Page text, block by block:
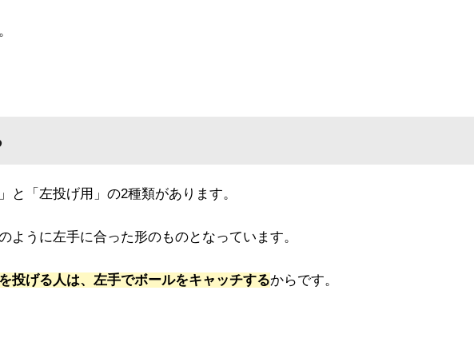
と「左投げ用」の2種類があります。
ように左手に合った形のものとなっています。
投げる人は、左手でボールをキャッチするからです。